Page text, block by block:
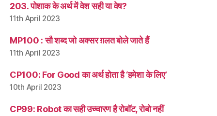
203. पोशाक के अर्थ में वेश सही या वेष?
11th April 2023
MP100 : सौ शब्द जो अक्सर ग़लत बोले जाते हैं
11th April 2023
CP100: For Good का अर्थ होता है ‘हमेशा के लिए’
10th April 2023
CP99: Robot का सही उच्चारण है रोबॉट, रोबो नहीं